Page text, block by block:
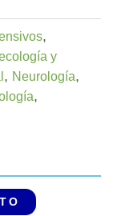
,
y
, Neurología,
,